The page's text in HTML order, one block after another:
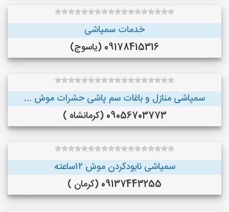
خدمات سمپاشی
09178415316 (یاسوج)
سمپاشی منازل و باغات سم پاشی حشرات موش ...
09056703773 (کرمانشاه )
سمپاشی نابودکردن موش ۱۲ساعته
09137443255 (کرمان )